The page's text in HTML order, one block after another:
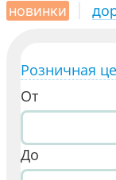
новинки
Розничная
От
До